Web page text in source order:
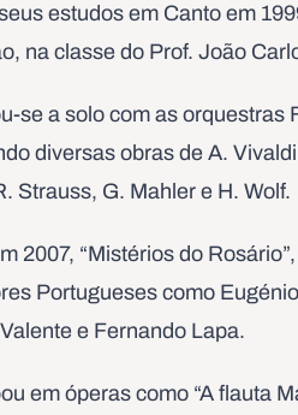
estudos em Canto em
na classe do Prof. João
se a solo com as orquestras
diversas obras de A.
Strauss, G. Mahler e H. Wolf.
2007, “Mistérios do
Portugueses como
e Fernando Lapa.
em óperas como “A flauta